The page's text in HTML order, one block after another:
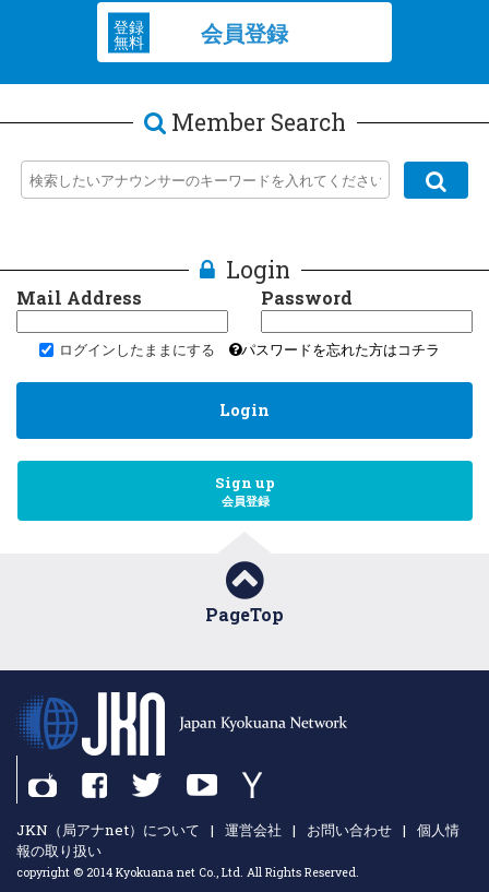
登録
無料 会員登録
Member Search
Login
Mail Address Password
ログインしたままにする パスワードを忘れた方はコチラ
Login
Sign up
会員登録
PageTop
JKN（局アナnet）について | 運営会社 | お問い合わせ |
個人情
報の取り扱い
copyright © 2014 Kyokuana net Co., Ltd. All Rights Reserved.